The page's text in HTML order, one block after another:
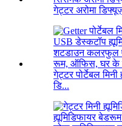
गेट्टर अरोमा
गेट्टर पोर्टेबल
डि...